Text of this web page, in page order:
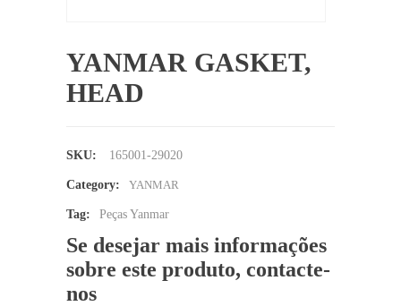
YANMAR GASKET,
HEAD
SKU: 165001-29020
Category: YANMAR
Tag: Peças Yanmar
Se desejar mais informações
sobre este produto, contacte-
nos